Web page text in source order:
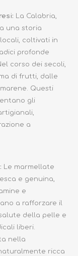
La Calabria,
una storia
coltivati in
profonde
corso dei secoli,
di frutti, dalle
Questi
gli
a
Le marmellate
e genuina,
e
a rafforzare il
della pelle e
liberi.
nella
ricca